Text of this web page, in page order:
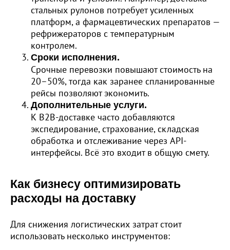
стальных рулонов потребует усиленных
платформ, а фармацевтических препаратов —
рефрижераторов с температурным
контролем.
Сроки исполнения.
Срочные перевозки повышают стоимость на
20–50%, тогда как заранее спланированные
рейсы позволяют экономить.
Дополнительные услуги.
К B2B-доставке часто добавляются
экспедирование, страхование, складская
обработка и отслеживание через API-
интерфейсы. Всё это входит в общую смету.
Как бизнесу оптимизировать
расходы на доставку
Для снижения логистических затрат стоит
использовать несколько инструментов: